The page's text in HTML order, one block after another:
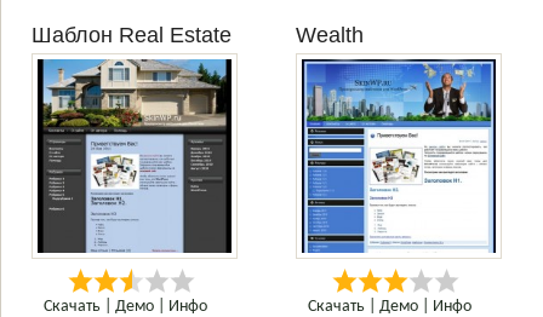
Шаблон Real Estate
Скачать Демо Инфо
Wealth
Скачать Демо Инфо